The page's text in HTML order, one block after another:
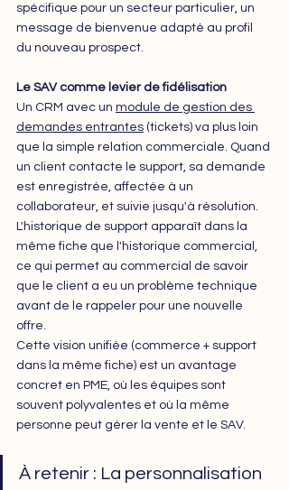
spécifique pour un secteur particulier, un
message de bienvenue adapté au profil
du nouveau prospect.
Le SAV comme levier de fidélisation
Un CRM avec un module de gestion des
demandes entrantes (tickets) va plus loin
que la simple relation commerciale. Quand
un client contacte le support, sa demande
est enregistrée, affectée à un
collaborateur, et suivie jusqu'à résolution.
L'historique de support apparaît dans la
même fiche que l'historique commercial,
ce qui permet au commercial de savoir
que le client a eu un problème technique
avant de le rappeler pour une nouvelle
offre.
Cette vision unifiée (commerce + support
dans la même fiche) est un avantage
concret en PME, où les équipes sont
souvent polyvalentes et où la même
personne peut gérer la vente et le SAV.
À retenir : La personnalisation